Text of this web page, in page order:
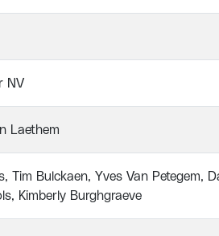
NV
Laethem
Tim Bulckaen, Yves Van Petegem,
Kimberly Burghgraeve